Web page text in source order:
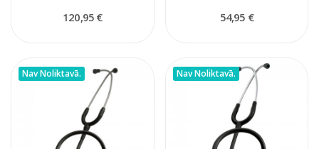
120,95 € 54,95 €
Nav Noliktavā. Nav Noliktavā.